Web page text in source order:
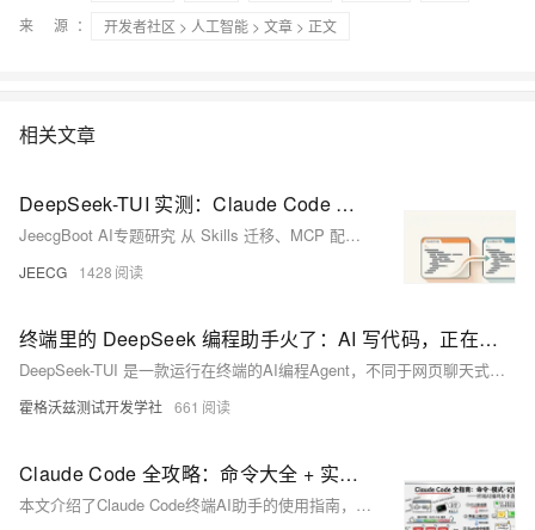
来 源：
开发者社区 > 人工智能 > 文章 > 正文
相关文章
DeepSeek-TUI 实测：Claude Code 用户能无痛切换吗？
JeecgBoot AI专题研究 从 Skills 迁移、MCP 配置到编码能力天花板，逐项拆解「从 Claude Code 切到 DeepSeekTUI」会得到什么、又会丢掉什么DeepSeekTUI 上线一周拿下 22,500 个 GitHub 星，号称 Claude Code 的开源平替。
JEECG 1428
终端里的 DeepSeek 编程助手火了：AI 写代码，正在从聊天框走进命令行
DeepSeek-TUI 是一款运行在终端的AI编程Agent，不同于网页聊天式工具，它可读取项目文件、执行命令、调试代码、修改文件并支持Git回滚，真正融入开发者工作流。适用于测试开发、后端与AI工程等场景，标志着AI编程从“问答生成”迈向“终端内工程执行”。
霍格沃兹测试开发学社 661
Claude Code 全攻略：命令大全 + 实战工作流（建议收藏）
本文介绍了Claude Code终端AI助手的使用指南，主要内容包括：1)常用命令如版本查看、项目启动和更新；2)三种工作模式切换及界面说明；3)核心功能指令速查表，包含初始化、压缩对话、清除历史等操作；4)详细解析了/init、/help、/clear、/compact、/memory等关键命令的使用场景和语法。文章通过丰富的界面截图和场景示例，帮助开发者快速掌握如何通过命令行和交互界面高效使用Claude Code进行项目开发，特别强调了CLAUDE.md文件作为项目知识库的核心作用。